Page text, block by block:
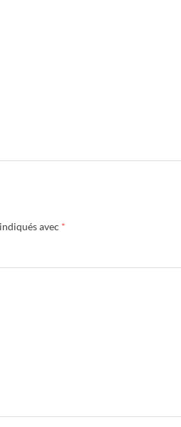
avec *